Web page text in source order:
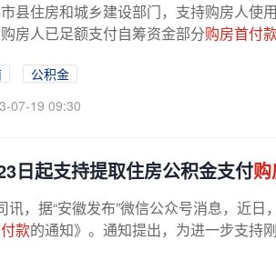
县住房和城乡建设部门，支持购房人使
房人已足额支付自筹资金部分购房首付
公积金
07-19 09:30
日起支持提取住房公积金支付
讯，据“安徽发布”微信公众号消息，近
款的通知》。通知提出，为进一步支持